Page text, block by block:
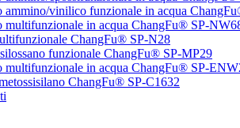
ammino/vinilico funzionale in acqua
multifunzionale in acqua ChangFu® SP-
ChangFu® SP-N28
funzionale ChangFu® SP-MP29
multifunzionale in acqua ChangFu® SP-
ChangFu® SP-C1632